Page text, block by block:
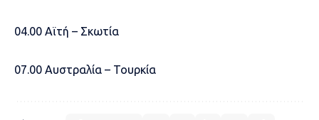
04.00 Αϊτή – Σκωτία
07.00 Αυστραλία – Τουρκία